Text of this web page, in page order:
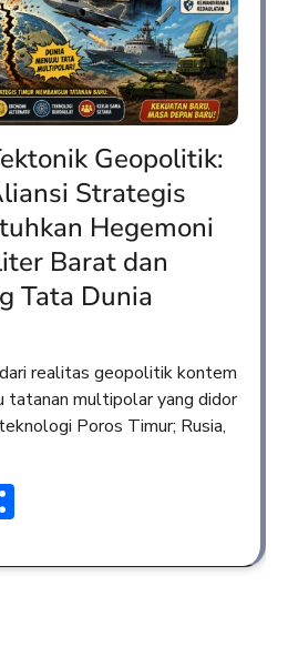
Geopolitik:
Strategis
Hegemoni
Barat dan
Tata Dunia
realitas geopolitik kontem
tatanan multipolar yang didor
Poros Timur; Rusia,